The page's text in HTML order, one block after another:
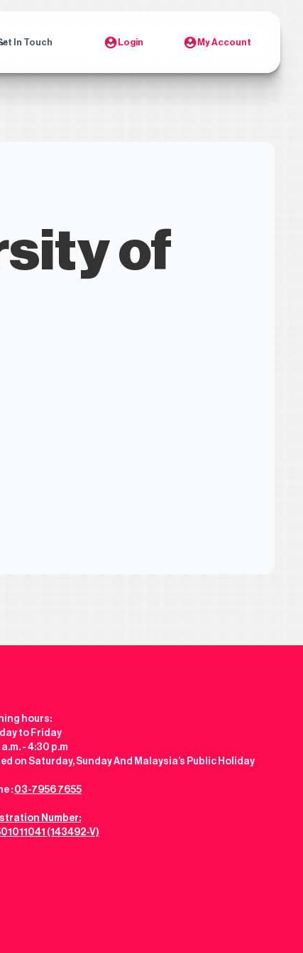
In Touch Login My Account
of
hours:
to Friday
- 4:30 p.m
on Saturday, Sunday And Malaysia’s Public Holiday
: 03-7956 7655
Number:
(143492-V)